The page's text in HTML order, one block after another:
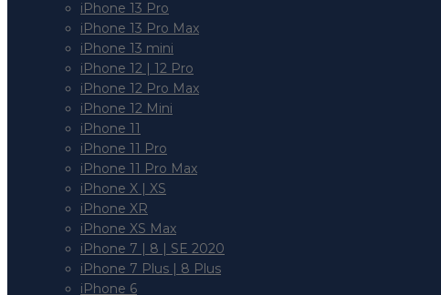
iPhone 13 Pro
iPhone 13 Pro Max
iPhone 13 mini
iPhone 12 | 12 Pro
iPhone 12 Pro Max
iPhone 12 Mini
iPhone 11
iPhone 11 Pro
iPhone 11 Pro Max
iPhone X | XS
iPhone XR
iPhone XS Max
iPhone 7 | 8 | SE 2020
iPhone 7 Plus | 8 Plus
iPhone 6